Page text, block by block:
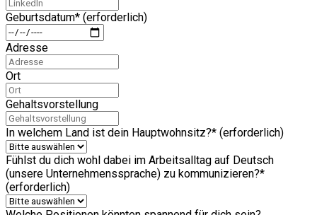
Geburtsdatum* (erforderlich)
Adresse
Ort
Gehaltsvorstellung
In welchem Land ist dein Hauptwohnsitz?* (erforderlich)
Fühlst du dich wohl dabei im Arbeitsalltag auf Deutsch
(unsere Unternehmenssprache) zu kommunizieren?*
(erforderlich)